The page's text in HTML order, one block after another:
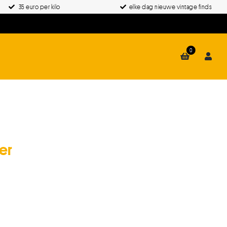
35 euro per kilo elke dag nieuwe vintage finds
0